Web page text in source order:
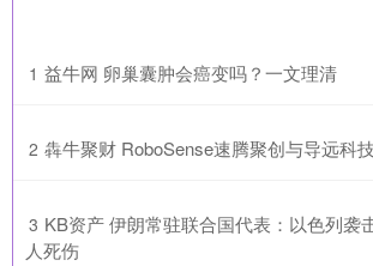
1 ​益牛网 卵巢囊肿会癌变吗？一文理清
2 犇牛聚财 RoboSense速腾聚创与导远科
3 ​KB资产 伊朗常驻联合国代表：以色列袭
人死伤